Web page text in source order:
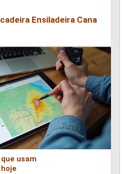
Ensiladeira Cana
usam